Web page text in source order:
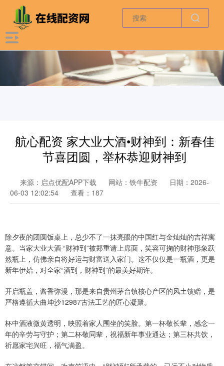
航心配资 家大业大酒•财神到：新春佳
节喜团圆，举杯恭迎财神到
来源：启点优配APP下载 网站：铁牛配资
日期：2026-
06-03 12:02:54
查看：187
除夕夜的团圆饭桌上，总少不了一抹亮眼的中国红与金灿灿的吉祥寓
意。当家大业大酒·“财神到”被郑重请上席面，笑容可掬的财神形象跃
然瓶上，仿佛亲自将好运与财富送入家门。这不仅仅是一瓶酒，更是
新年伊始，对全家“酒到，财神到”的最美好期许。
开启瓶盖，酱香弥漫，那是来自贵州茅台镇核心产区的风土馈赠，是
严格遵循大曲坤沙12987古法工艺的匠心凝聚。
杯中酒液微黄透明，映照着家人围坐的笑脸。第一杯敬长辈，感念一
年的辛劳与守护；第二杯敬同辈，祝福新年事业通达；第三杯共饮，
祈愿家宅兴旺，福气满盈。